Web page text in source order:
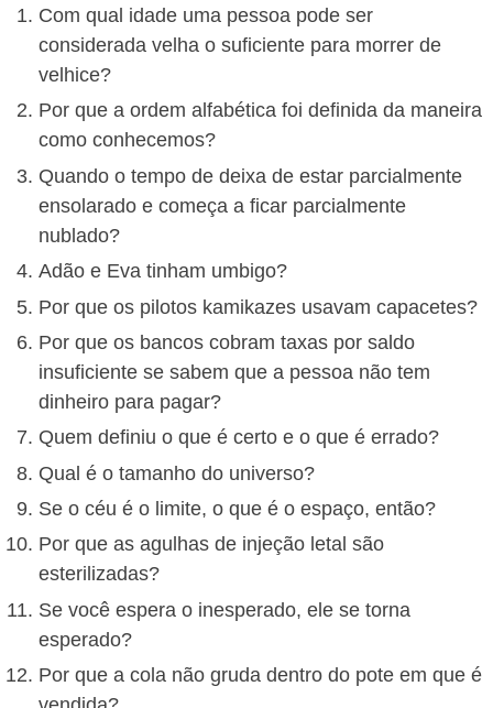
Com qual idade uma pessoa pode ser
considerada velha o suficiente para morrer de
velhice?
Por que a ordem alfabética foi definida da maneira
como conhecemos?
Quando o tempo de deixa de estar parcialmente
ensolarado e começa a ficar parcialmente
nublado?
Adão e Eva tinham umbigo?
Por que os pilotos kamikazes usavam capacetes?
Por que os bancos cobram taxas por saldo
insuficiente se sabem que a pessoa não tem
dinheiro para pagar?
Quem definiu o que é certo e o que é errado?
Qual é o tamanho do universo?
Se o céu é o limite, o que é o espaço, então?
Por que as agulhas de injeção letal são
esterilizadas?
Se você espera o inesperado, ele se torna
esperado?
Por que a cola não gruda dentro do pote em que é